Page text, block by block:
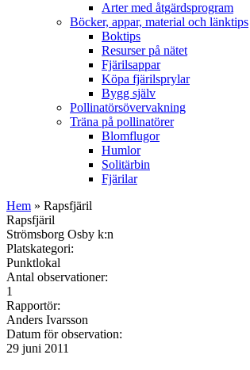
Arter med åtgärdsprogram
Böcker, appar, material och länktips
Boktips
Resurser på nätet
Fjärilsappar
Köpa fjärilsprylar
Bygg själv
Pollinatörsövervakning
Träna på pollinatörer
Blomflugor
Humlor
Solitärbin
Fjärilar
Hem » Rapsfjäril
Rapsfjäril
Strömsborg Osby k:n
Platskategori:
Punktlokal
Antal observationer:
1
Rapportör:
Anders Ivarsson
Datum för observation:
29 juni 2011